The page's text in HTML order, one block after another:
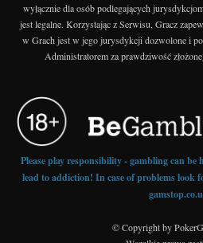
wyłącznie dla osób podlegających
jest legalne. Korzystając z Serwisu, Gracz
w Grach jest w jego jurysdykcji dozwolone i
Administratorem za prawdziwość
Please play responsibility - gambling can
lead to addiction! In case of problems look
© Copyright by